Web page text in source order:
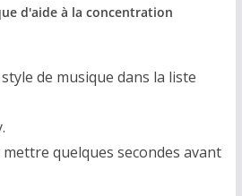
d'aide à la concentration
de musique dans la liste
quelques secondes avant